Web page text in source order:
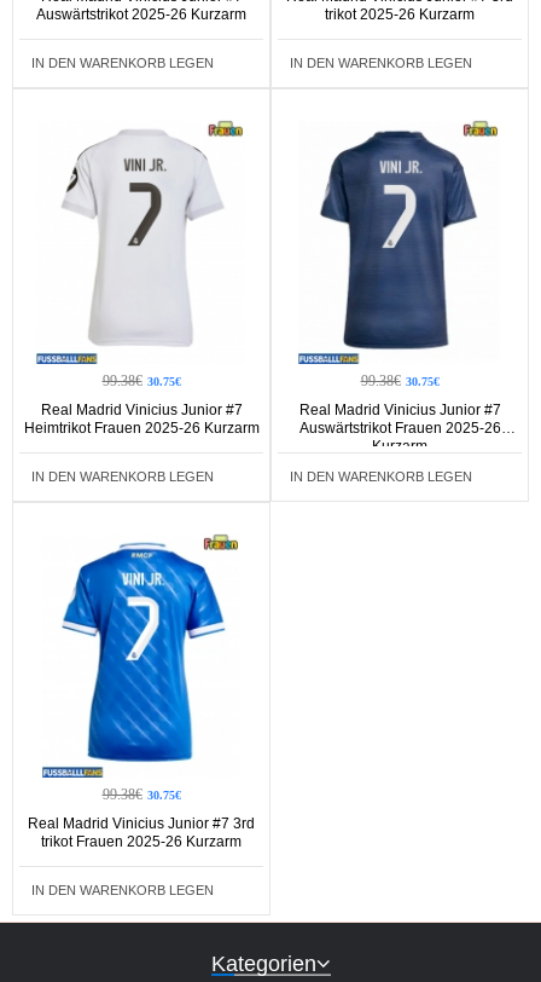
Auswärtstrikot 2025-26 Kurzarm
IN DEN WARENKORB LEGEN
trikot 2025-26 Kurzarm
IN DEN WARENKORB LEGEN
99.38€ 30.75€
Real Madrid Vinicius Junior #7
Heimtrikot Frauen 2025-26 Kurzarm
IN DEN WARENKORB LEGEN
99.38€ 30.75€
Real Madrid Vinicius Junior #7
Auswärtstrikot Frauen 2025-26
Kurzarm
IN DEN WARENKORB LEGEN
99.38€ 30.75€
Real Madrid Vinicius Junior #7 3rd
trikot Frauen 2025-26 Kurzarm
IN DEN WARENKORB LEGEN
Kategorien